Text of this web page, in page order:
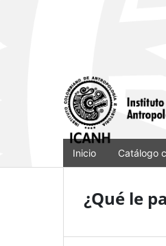
Inicio Catálogo
¿Qué le